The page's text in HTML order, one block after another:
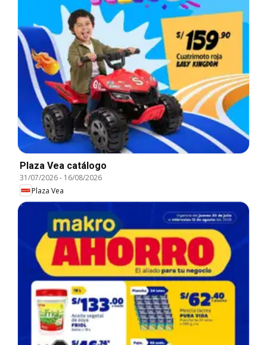
Plaza Vea catálogo
31/07/2026- 16/08/2026
Plaza Vea